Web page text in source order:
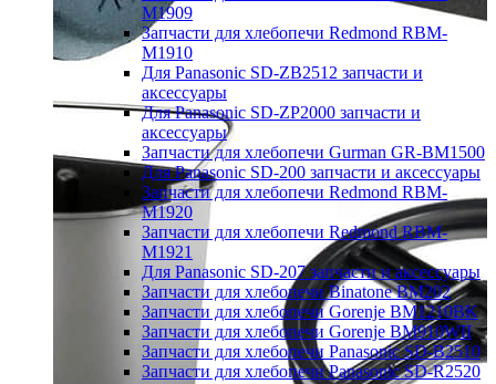
M1909
Запчасти для хлебопечи Redmond RBM-
M1910
Для Panasonic SD-ZB2512 запчасти и
аксессуары
Для Panasonic SD-ZP2000 запчасти и
аксессуары
Запчасти для хлебопечи Gurman GR-BM1500
Для Panasonic SD-200 запчасти и аксессуары
Запчасти для хлебопечи Redmond RBM-
M1920
Запчасти для хлебопечи Redmond RBM-
M1921
Для Panasonic SD-207 запчасти и аксессуары
Запчасти для хлебопечи Binatone BM202
Запчасти для хлебопечи Gorenje BM1210BK
Запчасти для хлебопечи Gorenje BM910WII
Запчасти для хлебопечи Panasonic SD-B2510
Запчасти для хлебопечи Panasonic SD-R2520